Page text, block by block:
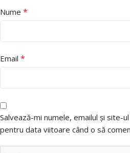
Nume *
Email *
Salvează-mi numele, emailul și site-
pentru data viitoare când o să